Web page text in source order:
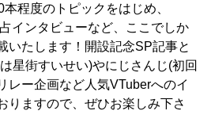
程度のトピックをはじめ、
インタビューなど、ここでしか
いたします！開設記念SP記事と
星街すいせい)やにじさんじ(初回
レー企画など人気VTuberへのイ
りますので、ぜひお楽しみ下さ